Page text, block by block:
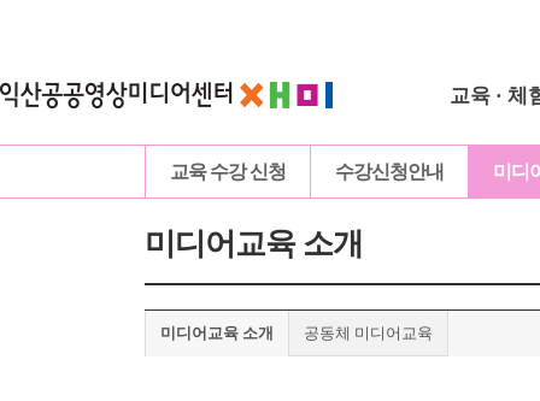
교육 · 체
교육 수강 신청 수강신청안내 미디
미디어교육 소개
미디어교육 소개 공동체 미디어교육